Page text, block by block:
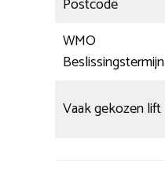
WMO
Beslissingstermijn
Vaak gekozen lift